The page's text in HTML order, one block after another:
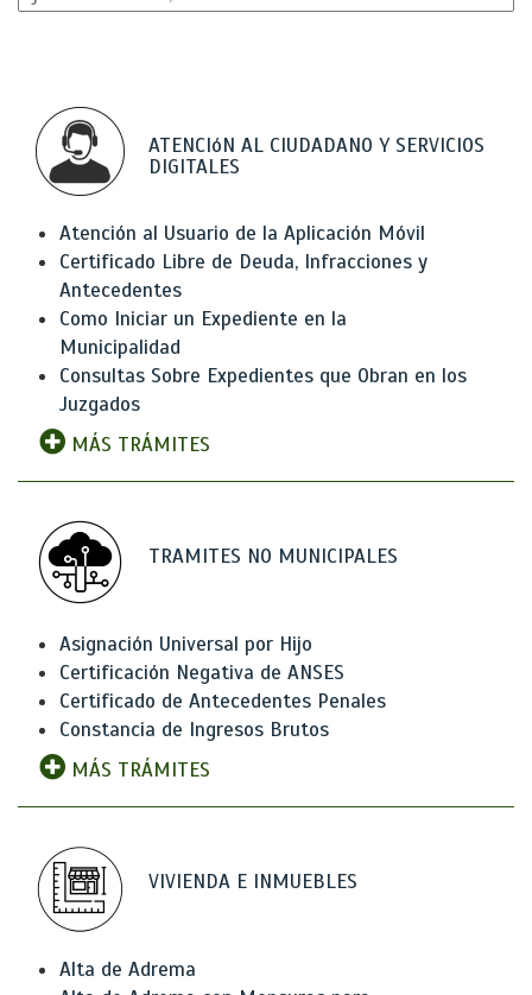
ATENCIóN AL CIUDADANO Y SERVICIOS
DIGITALES
Atención al Usuario de la Aplicación Móvil
Certificado Libre de Deuda, Infracciones y
Antecedentes
Como Iniciar un Expediente en la
Municipalidad
Consultas Sobre Expedientes que Obran en los
Juzgados
MÁS TRÁMITES
TRAMITES NO MUNICIPALES
Asignación Universal por Hijo
Certificación Negativa de ANSES
Certificado de Antecedentes Penales
Constancia de Ingresos Brutos
MÁS TRÁMITES
VIVIENDA E INMUEBLES
Alta de Adrema